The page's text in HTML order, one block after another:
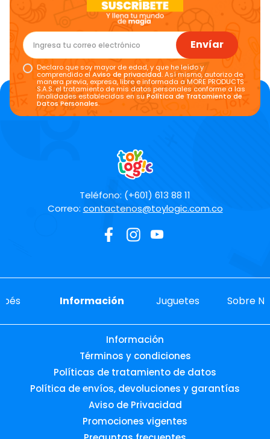
Envíar
Declaro que soy mayor de edad, y que he leído y
comprendido elAviso de privacidad. Así mismo, autorizo de
manera previa, expresa, libre e informada a MORE PRODUCTS
S.A.S. el tratamiento de mis datos personales conforme a las
finalidades establecidas en suPolítica de Tratamiento de
Datos Personales.
Teléfono: (+601) 613 88 11
Correo: contactenos@toylogic.com.co
Información Juguetes Sobre
Información
Términos y condiciones
Políticas de tratamiento de datos
Política de envíos, devoluciones y garantías
Aviso de Privacidad
Promociones vigentes